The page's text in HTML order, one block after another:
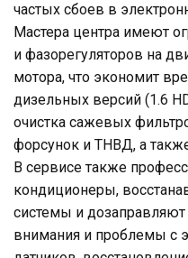
частых сбоев в
Мастера центра имеют
и фазорегуляторов на
мотора, что экономит
дизельных версий (1.6
очистка сажевых
форсунок и ТНВД, а
В сервисе также
кондиционеры,
системы и дозаправляют
внимания и проблемы с